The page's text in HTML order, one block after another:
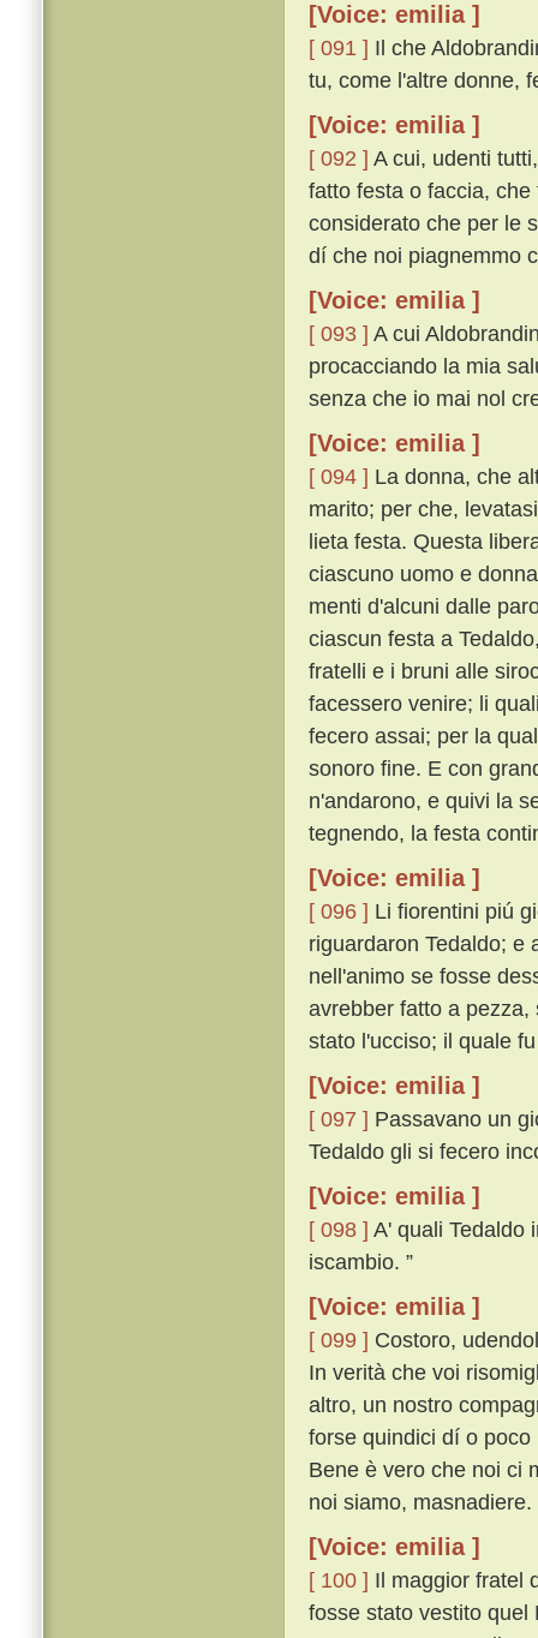
[Voice: emilia ]
[ 091 ] Il che
tu, come l'altre donne,
[Voice: emilia ]
[ 092 ] A cui, udenti
fatto festa o faccia,
considerato che per le
dí che noi piagnemmo
[Voice: emilia ]
[ 093 ] A cui
procacciando la mia
senza che io mai nol
[Voice: emilia ]
[ 094 ] La donna, che
marito; per che,
lieta festa. Questa
ciascuno uomo e
menti d'alcuni dalle
ciascun festa a
fratelli e i bruni alle
facessero venire; li
fecero assai; per la
sonoro fine. E con
n'andarono, e quivi la
tegnendo, la festa
[Voice: emilia ]
[ 096 ] Li fiorentini piú
riguardaron Tedaldo; e
nell'animo se fosse
avrebber fatto a
stato l'ucciso; il quale
[Voice: emilia ]
[ 097 ] Passavano un
Tedaldo gli si fecero
[Voice: emilia ]
[ 098 ] A' quali Tedaldo
iscambio. ”
[Voice: emilia ]
[ 099 ] Costoro,
In verità che voi
altro, un nostro
forse quindici dí o
Bene è vero che noi ci
noi siamo, masnadiere.
[Voice: emilia ]
[ 100 ] Il maggior fratel
fosse stato vestito